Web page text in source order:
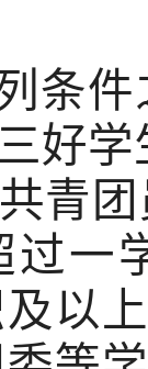
条
好
共青
过一
以